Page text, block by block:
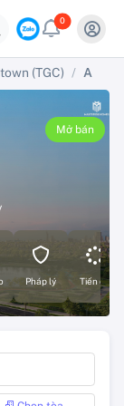
0
(TGC) A
Mở bán
Pháp lý Tiến độ